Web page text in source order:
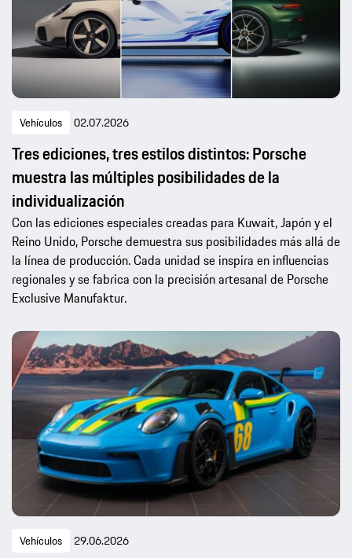
Vehículos 02.07.2026
Tres ediciones, tres estilos distintos: Porsche
muestra las múltiples posibilidades de la
individualización
Con las ediciones especiales creadas para Kuwait, Japón y el
Reino Unido, Porsche demuestra sus posibilidades más allá de
la línea de producción. Cada unidad se inspira en influencias
regionales y se fabrica con la precisión artesanal de Porsche
Exclusive Manufaktur.
Vehículos 29.06.2026